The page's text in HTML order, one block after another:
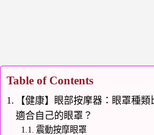
Table of Contents
【健康】眼部按摩器：眼罩種
適合自己的眼罩？
震動按摩眼罩